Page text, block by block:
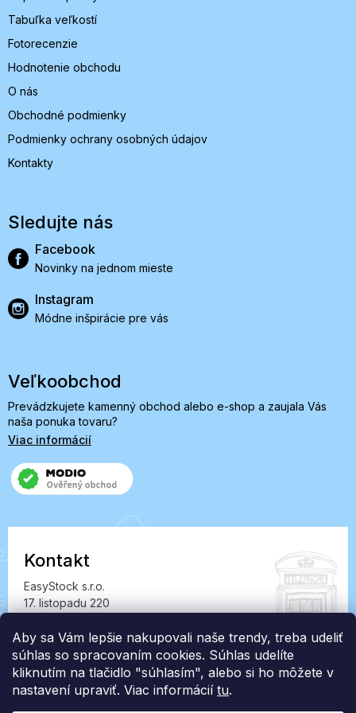
Aby sa Vám lepšie nakupovali naše trendy, treba udeliť
súhlas so spracovaním cookies. Súhlas udelíte
kliknutím na tlačidlo "súhlasím", alebo si ho môžete v
nastavení upraviť. Viac informácií tu.
Tabuľka veľkostí
Fotorecenzie
Hodnotenie obchodu
O nás
Obchodné podmienky
Podmienky ochrany osobných údajov
Kontakty
Sledujte nás
Facebook
Novinky na jednom mieste
Instagram
Módne inšpirácie pre vás
Veľkoobchod
Prevádzkujete kamenný obchod alebo e-shop a zaujala Vás
naša ponuka tovaru?
Viac informácií
Kontakt
EasyStock s.r.o.
17. listopadu 220
IČ: 07727402, DIČ: CZ07727402
info@londonclub.sk